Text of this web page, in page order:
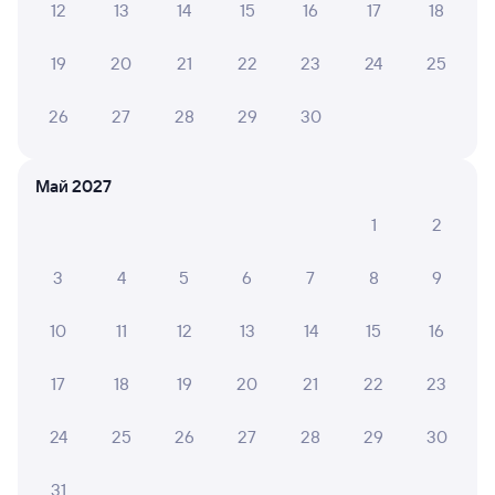
137Н Проходящий
Чаны
07:36
от 2 ⁠480 ⁠₽ 2 ⁠925 ⁠₽
12 13 14 15 16 17 18
19 20 21 22 23 24 25
26 27 28 29 30
Май 2027
1
2
3 4 5 6 7 8 9
10 11 12 13 14 15 16
17 18 19 20 21 22 23
24 25 26 27 28 29 30
31